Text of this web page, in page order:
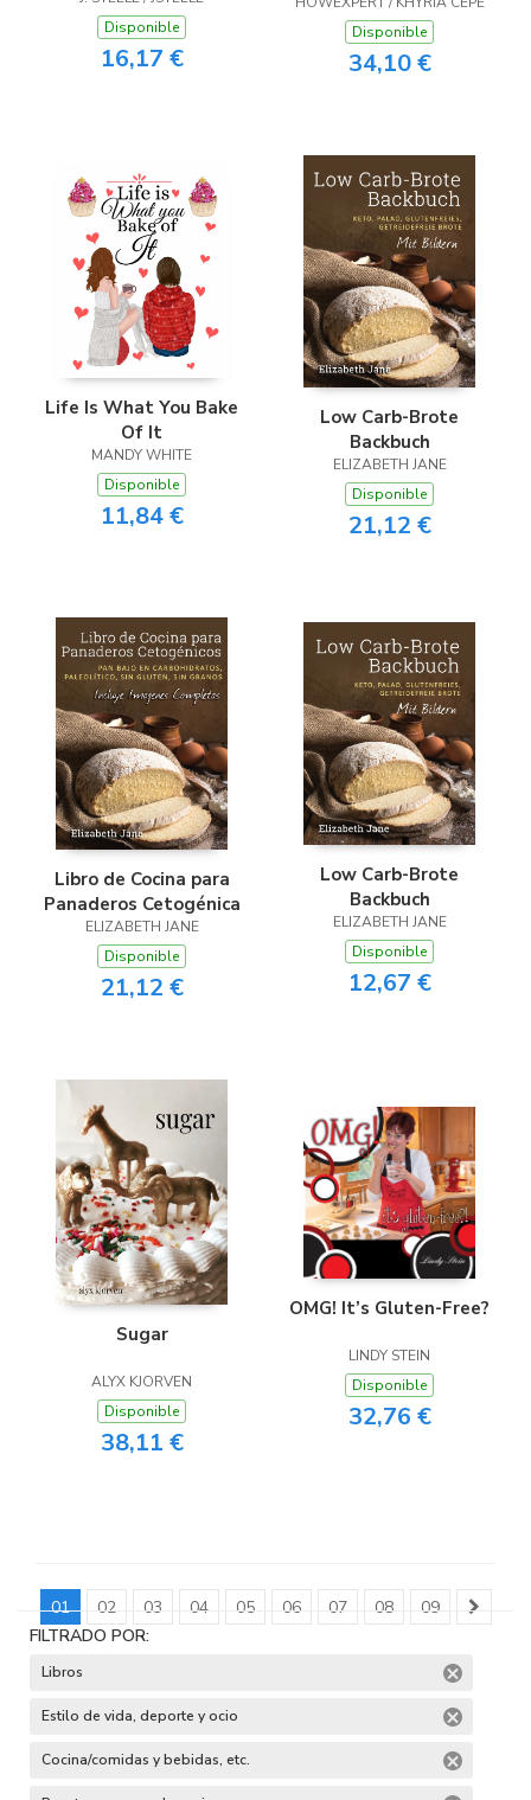
Disponible
16,17 €
Disponible
34,10 €
Life Is What You Bake
Of It
MANDY WHITE
Disponible
11,84 €
Low Carb-Brote
Backbuch
ELIZABETH JANE
Disponible
21,12 €
Libro de Cocina para
Panaderos Cetogénica
ELIZABETH JANE
Disponible
21,12 €
Low Carb-Brote
Backbuch
ELIZABETH JANE
Disponible
12,67 €
Sugar
ALYX KJORVEN
Disponible
38,11 €
OMG! It’s Gluten-Free?
LINDY STEIN
Disponible
32,76 €
01 02 03 04 05 06 07 08
09
FILTRADO POR:
Libros
Estilo de vida, deporte y ocio
Cocina/comidas y bebidas, etc.